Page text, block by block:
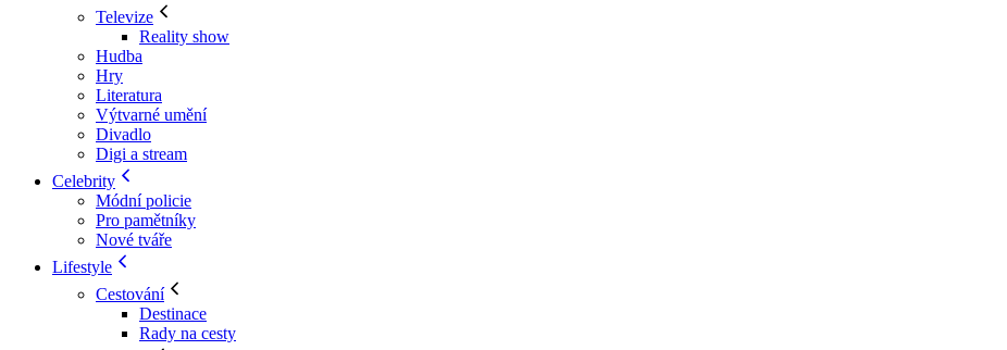
Televize
Reality show
Hudba
Hry
Literatura
Výtvarné umění
Divadlo
Digi a stream
Celebrity
Módní policie
Pro pamětníky
Nové tváře
Lifestyle
Cestování
Destinace
Rady na cesty